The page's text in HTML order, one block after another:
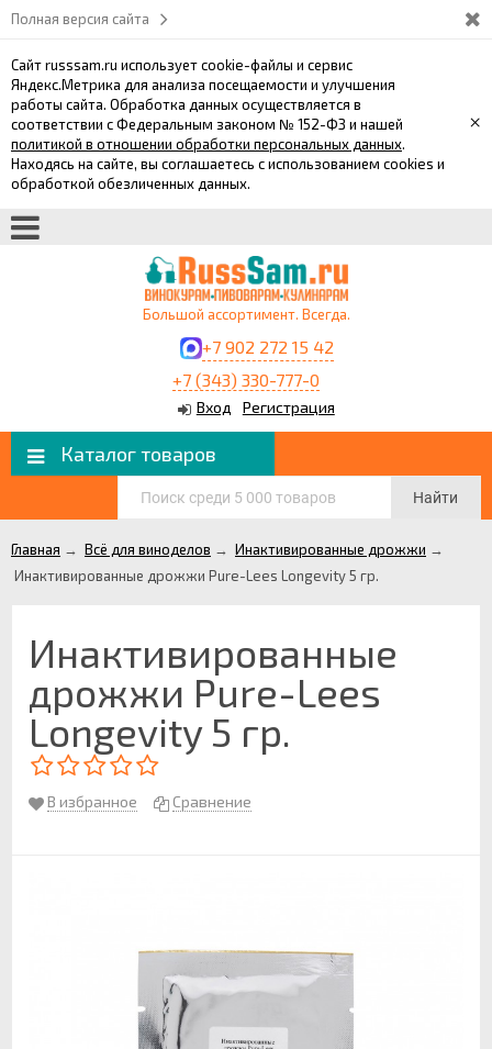
Полная версия сайта
Сайт russsam.ru использует cookie-файлы и сервис
Яндекс.Метрика для анализа посещаемости и улучшения
работы сайта. Обработка данных осуществляется в
соответствии с Федеральным законом № 152-ФЗ и нашей
политикой в отношении обработки персональных данных.
Находясь на сайте, вы соглашаетесь с использованием cookies и
обработкой обезличенных данных.
×
Большой ассортимент. Всегда.
+7 902 272 15 42
+7 (343) 330-777-0
Вход Регистрация
Каталог товаров
Найти
Главная → Всё для виноделов → Инактивированные дрожжи →
Инактивированные дрожжи Pure-Lees Longevity 5 гр.
Инактивированные
дрожжи Pure-Lees
Longevity 5 гр.
В избранное Сравнение